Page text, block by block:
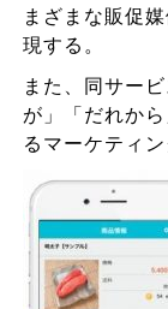
まざまな販促
現する。
また、同サー
が」「だれか
るマーケティ